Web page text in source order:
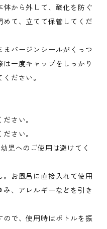
から外して、酸化を防ぐ
て、立てて保管してくだ
バージンシールがくっつ
一度キャップをしっかり
てください。
ださい。
さい。
児へのご使用は避けてく
お風呂に直接入れて使用
み、アレルギーなどを引き
で、使用時はボトルを振